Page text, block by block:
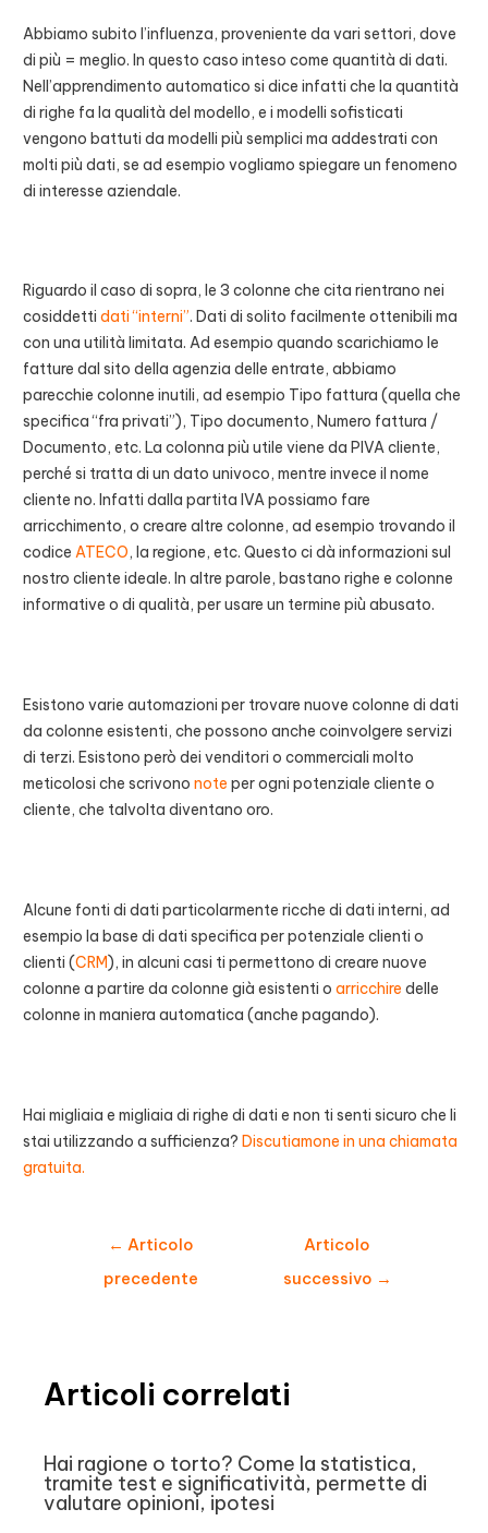
Abbiamo subito l’influenza, proveniente da vari settori, dove
di più = meglio. In questo caso inteso come quantità di dati.
Nell’apprendimento automatico si dice infatti che la quantità
di righe fa la qualità del modello, e i modelli sofisticati
vengono battuti da modelli più semplici ma addestrati con
molti più dati, se ad esempio vogliamo spiegare un fenomeno
di interesse aziendale.
Riguardo il caso di sopra, le 3 colonne che cita rientrano nei
cosiddettidati “interni”. Dati di solito facilmente ottenibili ma
con una utilità limitata. Ad esempio quando scarichiamo le
fatture dal sito della agenzia delle entrate, abbiamo
parecchie colonne inutili, ad esempio Tipo fattura (quella che
specifica “fra privati”), Tipo documento, Numero fattura /
Documento, etc. La colonna più utile viene da PIVA cliente,
perché si tratta di un dato univoco, mentre invece il nome
cliente no. Infatti dalla partita IVA possiamo fare
arricchimento, o creare altre colonne, ad esempio trovando il
codiceATECO, la regione, etc. Questo ci dà informazioni sul
nostro cliente ideale. In altre parole, bastano righe e colonne
informative o di qualità, per usare un termine più abusato.
Esistono varie automazioni per trovare nuove colonne di dati
da colonne esistenti, che possono anche coinvolgere servizi
di terzi. Esistono però dei venditori o commerciali molto
meticolosi che scrivononote per ogni potenziale cliente o
cliente, che talvolta diventano oro.
Alcune fonti di dati particolarmente ricche di dati interni, ad
esempio la base di dati specifica per potenziale clienti o
clienti (CRM), in alcuni casi ti permettono di creare nuove
colonne a partire da colonne già esistenti oarricchire delle
colonne in maniera automatica (anche pagando).
Hai migliaia e migliaia di righe di dati e non ti senti sicuro che li
stai utilizzando a sufficienza?Discutiamone in una chiamata
gratuita.
Navigazione
← Articolo
precedente
Articolo
successivo →
Articoli correlati
Hai ragione o torto? Come la statistica,
tramite test e significatività, permette di
valutare opinioni, ipotesi